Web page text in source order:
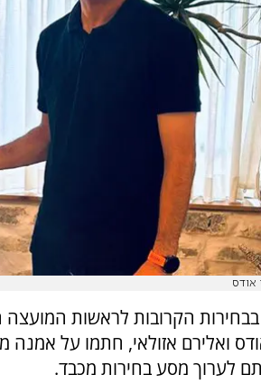
אודס
הקרובות לראשות המועצה
ואלירם אזולאי, חתמו על
לערוך מסע בחירות מכבד.